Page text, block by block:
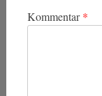
Kommentar*